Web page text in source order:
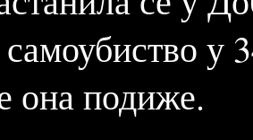
у
она подиже.